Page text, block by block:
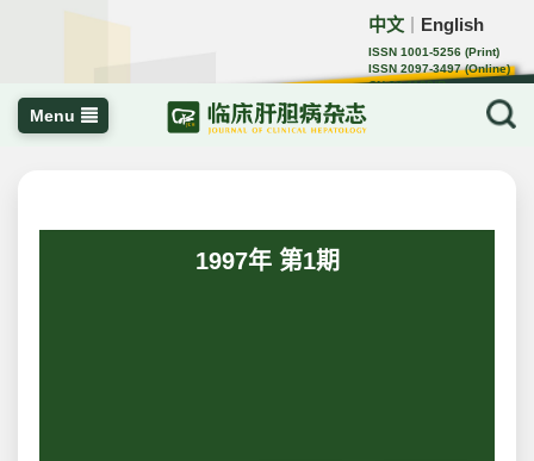
中文 English
ISSN 1001-5256 (Print)
ISSN 2097-3497 (Online)
CN 22-1108/R
Menu
1997年 第1期